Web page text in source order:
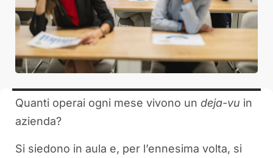
Quanti operai ogni mese vivono un deja-vu in
azienda?
Si siedono in aula e, per l’ennesima volta, si